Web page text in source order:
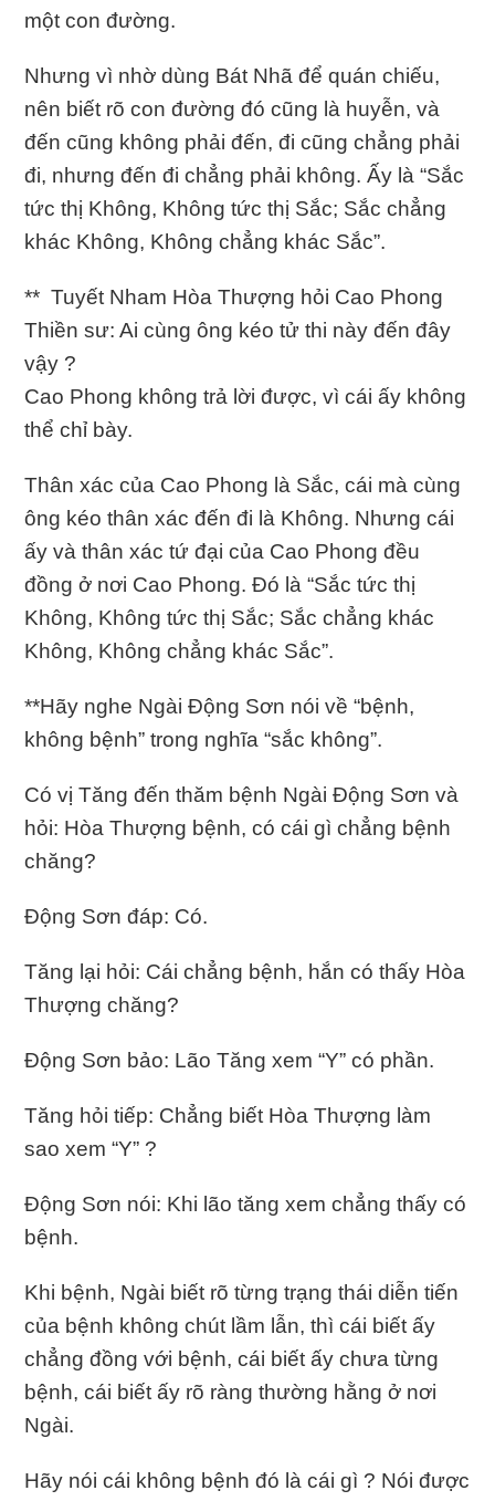
một con đường.
Nhưng vì nhờ dùng Bát Nhã để quán chiếu,
nên biết rõ con đường đó cũng là huyễn, và
đến cũng không phải đến, đi cũng chẳng phải
đi, nhưng đến đi chẳng phải không. Ấy là “Sắc
tức thị Không, Không tức thị Sắc; Sắc chẳng
khác Không, Không chẳng khác Sắc”.
** Tuyết Nham Hòa Thượng hỏi Cao Phong
Thiền sư: Ai cùng ông kéo tử thi này đến đây
vậy ?
Cao Phong không trả lời được, vì cái ấy không
thể chỉ bày.
Thân xác của Cao Phong là Sắc, cái mà cùng
ông kéo thân xác đến đi là Không. Nhưng cái
ấy và thân xác tứ đại của Cao Phong đều
đồng ở nơi Cao Phong. Ðó là “Sắc tức thị
Không, Không tức thị Sắc; Sắc chẳng khác
Không, Không chẳng khác Sắc”.
**Hãy nghe Ngài Ðộng Sơn nói về “bệnh,
không bệnh” trong nghĩa “sắc không”.
Có vị Tăng đến thăm bệnh Ngài Ðộng Sơn và
hỏi: Hòa Thượng bệnh, có cái gì chẳng bệnh
chăng?
Ðộng Sơn đáp: Có.
Tăng lại hỏi: Cái chẳng bệnh, hắn có thấy Hòa
Thượng chăng?
Ðộng Sơn bảo: Lão Tăng xem “Y” có phần.
Tăng hỏi tiếp: Chẳng biết Hòa Thượng làm
sao xem “Y” ?
Ðộng Sơn nói: Khi lão tăng xem chẳng thấy có
bệnh.
Khi bệnh, Ngài biết rõ từng trạng thái diễn tiến
của bệnh không chút lầm lẫn, thì cái biết ấy
chẳng đồng với bệnh, cái biết ấy chưa từng
bệnh, cái biết ấy rõ ràng thường hằng ở nơi
Ngài.
Hãy nói cái không bệnh đó là cái gì ? Nói được